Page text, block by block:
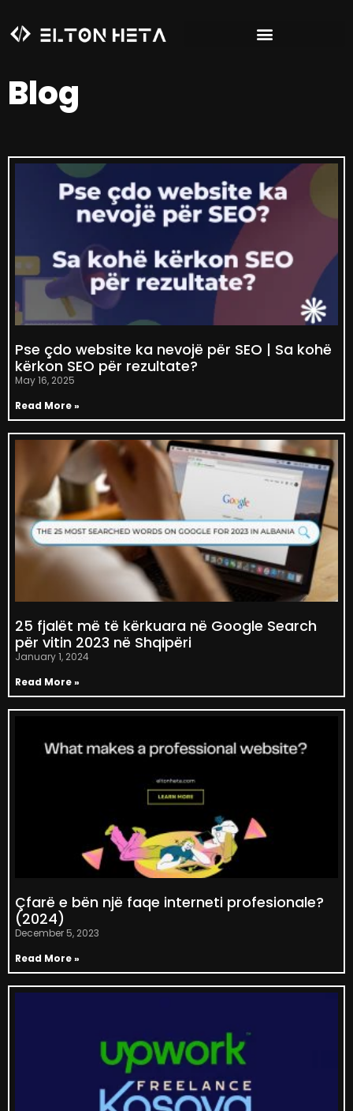
Blog
Pse çdo website ka nevojë për SEO | Sa kohë
kërkon SEO për rezultate?
May 16, 2025
Read More »
25 fjalët më të kërkuara në Google Search
për vitin 2023 në Shqipëri
January 1, 2024
Read More »
Çfarë e bën një faqe interneti profesionale?
(2024)
December 5, 2023
Read More »